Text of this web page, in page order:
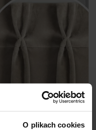
O plikach cookies